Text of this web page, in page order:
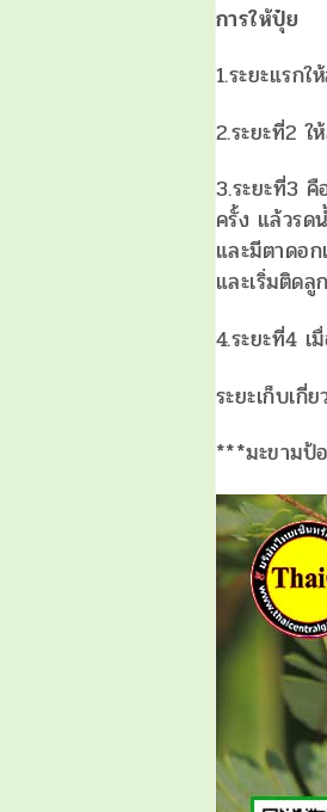
การให้ปุ๋ย
1.ระยะแรก
2.ระยะที่2
3.ระยะที่3
ครั้ง แล้วรด
และมีตาดอ
และเริ่มติด
4.ระยะที่4 เ
ระยะเก็บเกี่
***มะขามป้